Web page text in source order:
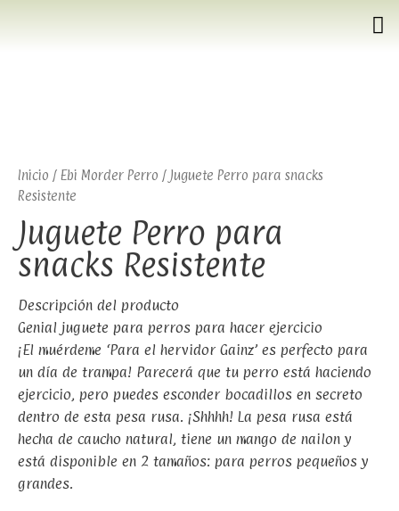
Inicio / Ebi Morder Perro / Juguete Perro para snacks
Resistente
Juguete Perro para
snacks Resistente
Descripción del producto
Genial juguete para perros para hacer ejercicio
¡El muérdeme ‘Para el hervidor Gainz’ es perfecto para
un día de trampa! Parecerá que tu perro está haciendo
ejercicio, pero puedes esconder bocadillos en secreto
dentro de esta pesa rusa. ¡Shhhh! La pesa rusa está
hecha de caucho natural, tiene un mango de nailon y
está disponible en 2 tamaños: para perros pequeños y
grandes.